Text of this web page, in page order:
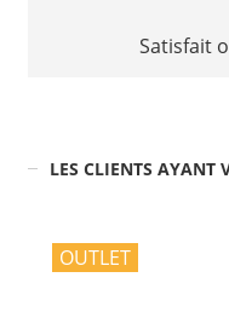
Satisfait
LES CLIENTS AYANT
OUTLET